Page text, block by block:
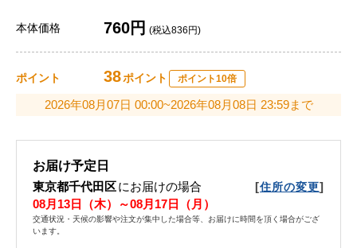
本体価格 760円 (税込836円)
ポイント 38ポイント ポイント10倍
2026年08月07日 00:00~2026年08月08日 23:59まで
お届け予定日
東京都千代田区にお届けの場合 [住所の変更]
08月13日（木）～08月17日（月）
交通状況・天候の影響や注文が集中した場合等、お届けに時間を頂く場合がござ
います。